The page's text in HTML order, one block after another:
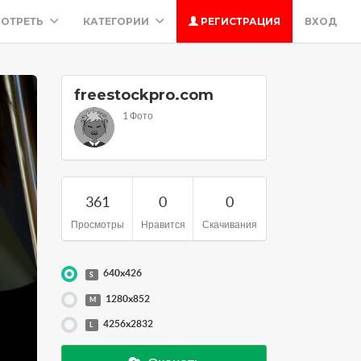
КАТЕГОРИИ РЕГИСТРАЦИЯ ВХОД
freestockpro.com
1 Фото
361
Просмотры
0
Нравится
0
Скачивания
S 640x426
M 1280x852
L 4256x2832